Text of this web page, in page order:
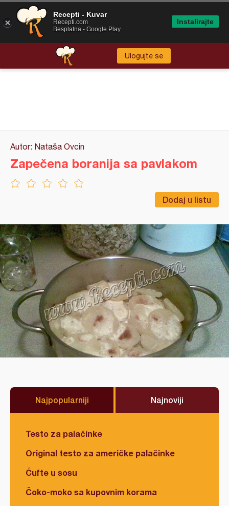
Ulogujte se
Autor: Nataša Ovcin
Dodaj u listu
Zapečena boranija sa pavlakom
Najpopularniji Najnoviji
Testo za palačinke
Original testo za američke palačinke
Ćufte u sosu
Čoko-moko sa kupovnim korama
Recepti - Kuvar
Recepti.com
Besplatna - Google Play
Instalirajte